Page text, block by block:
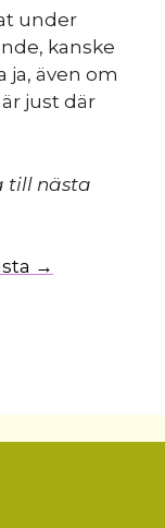
under
kanske
ja, även om
just där
till nästa
→